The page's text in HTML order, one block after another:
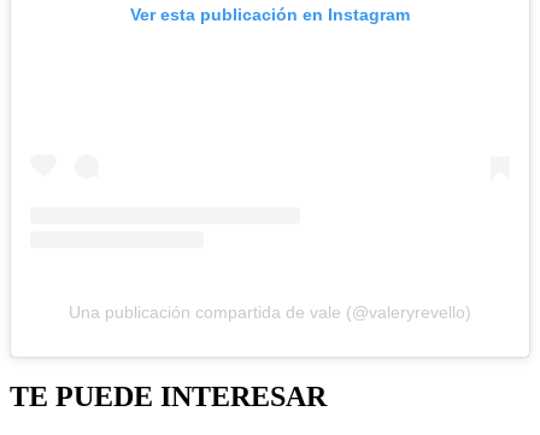
Ver esta publicación en Instagram
Una publicación compartida de vale (@valeryrevello)
TE PUEDE INTERESAR